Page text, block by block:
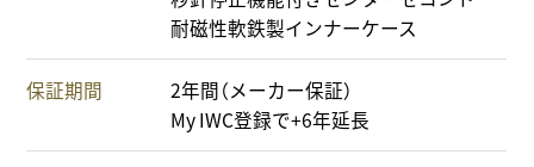
耐磁性軟鉄製インナーケース
保証期間
2年間（メーカー保証）
My IWC登録で+6年延長